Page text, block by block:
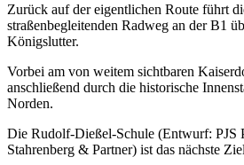
Zurück auf der eigentlichen Route führt
straßenbegleitenden Radweg an der B1
Königslutter.
Vorbei am von weitem sichtbaren
anschließend durch die historische
Norden.
Die Rudolf-Dießel-Schule (Entwurf: PJS
Stahrenberg & Partner) ist das nächste